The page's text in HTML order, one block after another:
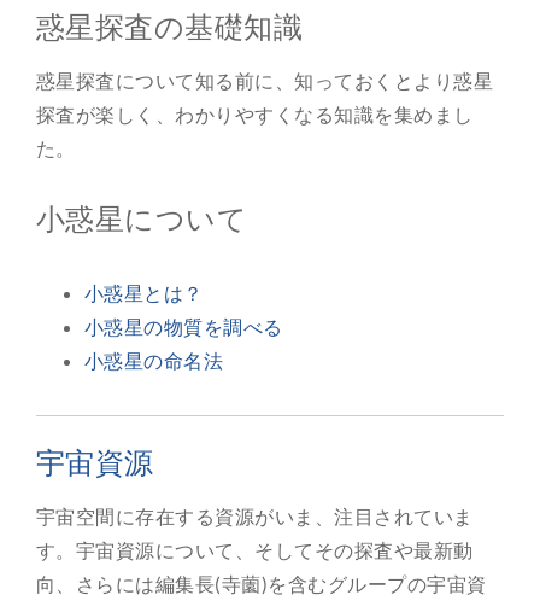
惑星探査の基礎知識
惑星探査について知る前に、知っておくとより惑星
探査が楽しく、わかりやすくなる知識を集めまし
た。
小惑星について
小惑星とは？
小惑星の物質を調べる
小惑星の命名法
宇宙資源
宇宙空間に存在する資源がいま、注目されていま
す。宇宙資源について、そしてその探査や最新動
向、さらには編集長(寺薗)を含むグループの宇宙資